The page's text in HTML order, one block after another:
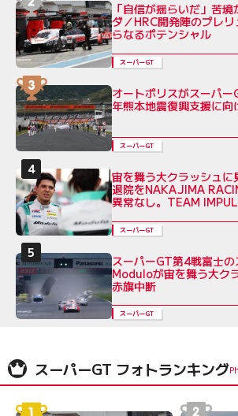
「自信が揺らいだ」苦
ダ／HRC開発陣のプレ
らなるポテンシャル
スーパーGT
オートポリスがスーパ
年熊本地震復興支援に
スーパーGT
宙を舞う大クラッシュ
退院をNAKAJIMA
異常なし。TEAM
スーパーGT
スーパーGT第4戦富士
Moduloが宙を舞う大ク
赤旗中断
スーパーGT
スーパーGT フォトランキング